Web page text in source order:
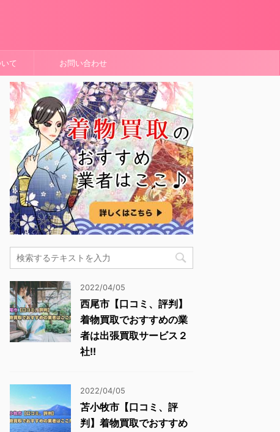
て お問い合わせ
2022/04/05
西尾市【口コミ、評判】
着物買取でおすすめの業
者は出張買取サービス２
社!!
2022/04/05
苫小牧市【口コミ、評
判】着物買取でおすすめ